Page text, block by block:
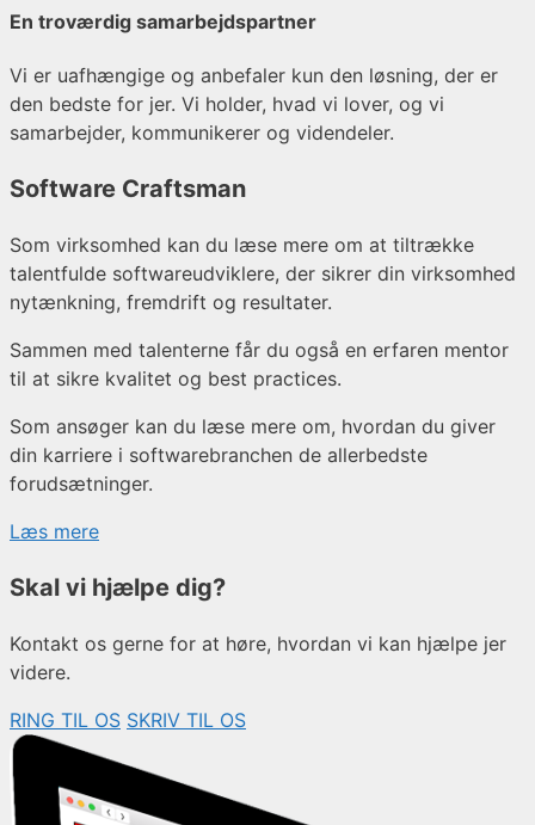
En troværdig samarbejdspartner
Vi er uafhængige og anbefaler kun den løsning, der er
den bedste for jer. Vi holder, hvad vi lover, og vi
samarbejder, kommunikerer og videndeler.
Software Craftsman
Som virksomhed kan du læse mere om at tiltrække
talentfulde softwareudviklere, der sikrer din virksomhed
nytænkning, fremdrift og resultater.
Sammen med talenterne får du også en erfaren mentor
til at sikre kvalitet og best practices.
Som ansøger kan du læse mere om, hvordan du giver
din karriere i softwarebranchen de allerbedste
forudsætninger.
Læs mere
Skal vi hjælpe dig?
Kontakt os gerne for at høre, hvordan vi kan hjælpe jer
videre.
RING TIL OS SKRIV TIL OS